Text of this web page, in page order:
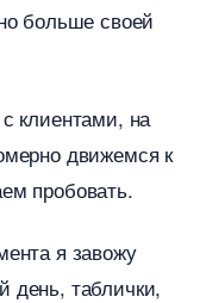
больше своей
клиентами, на
движемся к
пробовать.
я завожу
день, таблички,